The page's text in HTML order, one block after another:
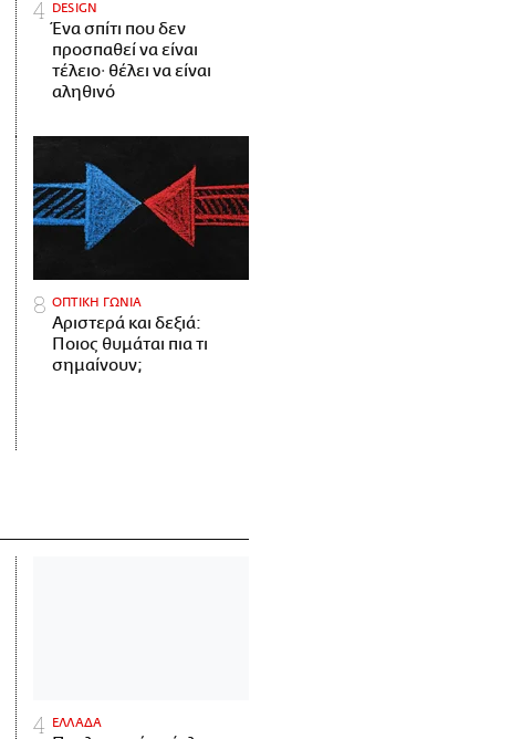
DESIGN
Ένα σπίτι που δεν
προσπαθεί να είναι
τέλειο· θέλει να είναι
αληθινό
ΟΠΤΙΚΗ ΓΩΝΙΑ
Αριστερά και δεξιά:
Ποιος θυμάται πια τι
σημαίνουν;
ΕΛΛΑΔΑ